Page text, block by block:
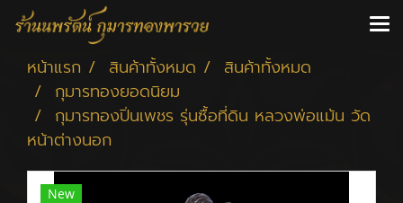
หน้าแรก สินค้าทั้งหมด
สินค้าทั้งหมด
กุมารทองยอดนิยม
กุมารทองปิ่นเพชร รุ่นซื้อที่ดิน หลวงพ่อแม้น วัด
หน้าต่างนอก
New